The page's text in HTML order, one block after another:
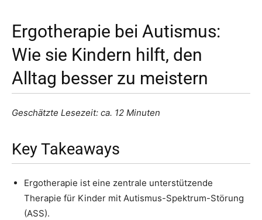
Ergotherapie bei Autismus:
Wie sie Kindern hilft, den
Alltag besser zu meistern
Geschätzte Lesezeit: ca. 12 Minuten
Key Takeaways
Ergotherapie ist eine zentrale unterstützende
Therapie für Kinder mit Autismus-Spektrum-Störung
(ASS).